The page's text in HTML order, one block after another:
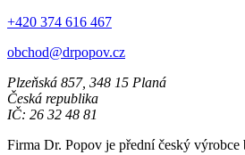
+420 374 616 467
obchod@drpopov.cz
Plzeňská 857, 348 15 Planá
Česká republika
IČ: 26 32 48 81
Firma Dr. Popov je přední český